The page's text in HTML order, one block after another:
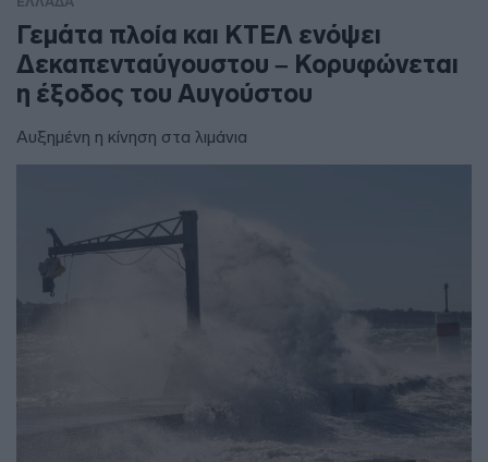
Γεμάτα πλοία και ΚΤΕΛ ενόψει
Δεκαπενταύγουστου – Κορυφώνεται
η έξοδος του Αυγούστου
Αυξημένη η κίνηση στα λιμάνια